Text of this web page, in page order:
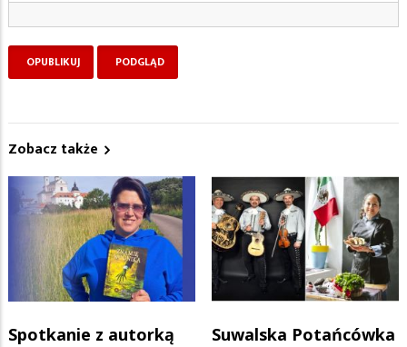
Zobacz także
Spotkanie z autorką
Suwalska Potańcówka